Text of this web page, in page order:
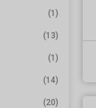
(1)
(13)
(1)
(14)
(20)